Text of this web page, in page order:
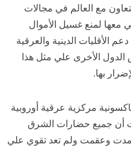
مع العالم في مجالات
معها لمنع غسيل الأموال
الأقليات الدينية والعرقية
الدول الأخرى علي مثل هذا
بها.
مركزية عرقية أوروبية
أن جميع حضارات الشرق
تجمدت وعقمت ولم تعد تقوي علي